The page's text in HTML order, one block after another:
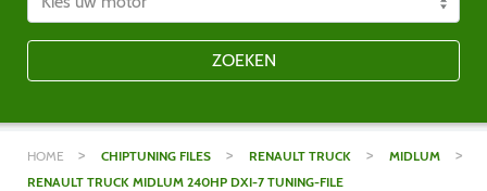
ZOEKEN
HOME > CHIPTUNING FILES > RENAULT TRUCK > MIDLUM >
RENAULT TRUCK MIDLUM 240HP DXI-7 TUNING-FILE